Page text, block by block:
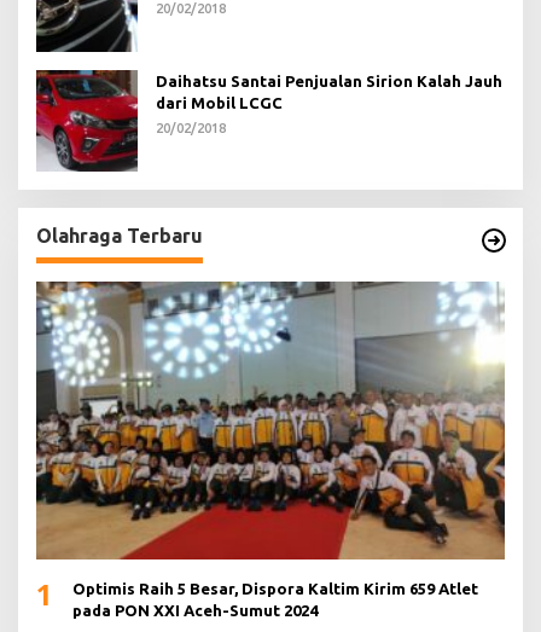
20/02/2018
Daihatsu Santai Penjualan Sirion Kalah Jauh
dari Mobil LCGC
20/02/2018
Olahraga Terbaru
1
Optimis Raih 5 Besar, Dispora Kaltim Kirim 659 Atlet
pada PON XXI Aceh-Sumut 2024